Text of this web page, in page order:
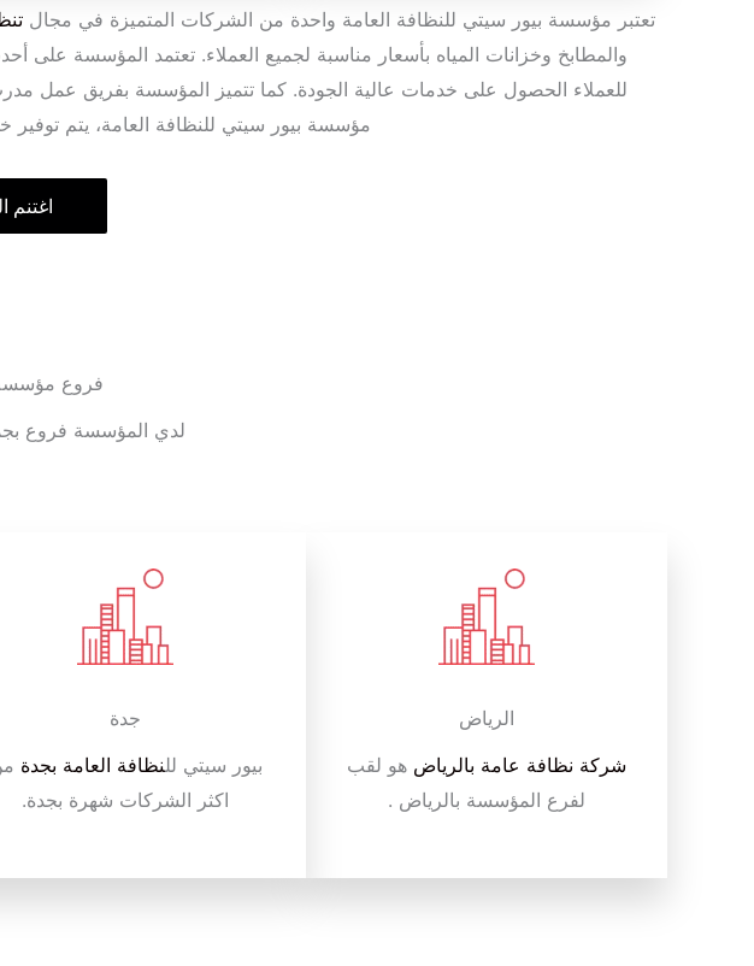
تعتبر مؤسسة بيور سيتي للنظافة العامة واحدة من الشركات المتميزة في مجال
والمطابخ وخزانات المياه بأسعار مناسبة لجميع العملاء. تعتمد المؤسسة على
للعملاء الحصول على خدمات عالية الجودة. كما تتميز المؤسسة بفريق عمل
مؤسسة بيور سيتي للنظافة العامة، يتم
اغتنم
فروع مؤسسة
لدي المؤسسة فروع
الرياض
شركة نظافة عامة بالرياض هو لقب
لفرع المؤسسة بالرياض .
جدة
بيور سيتي للنظافة العامة بجدة
اكثر الشركات شهرة بجدة.